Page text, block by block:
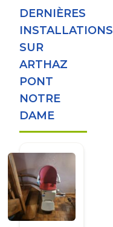
DERNIÈRES
INSTALLATIONS
SUR
ARTHAZ
PONT
NOTRE
DAME